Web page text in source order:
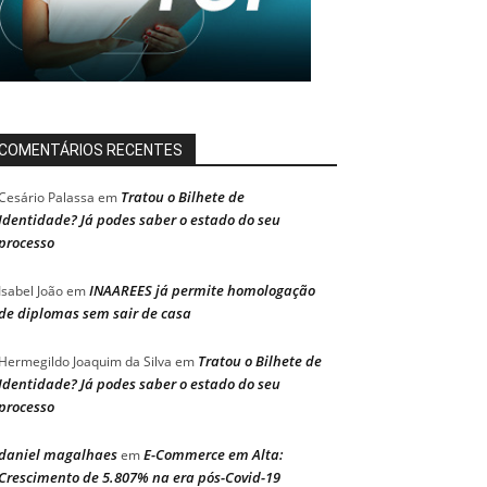
RECENTES
Palassa em Tratou o Bilhete de
Já podes saber o estado do seu
JoãoemINAAREES já permite homologação
diplomas sem sair de casa
Joaquim da Silva em Tratou o Bilhete de
Já podes saber o estado do seu
magalhaesemE-Commerce em Alta:
de 5.807% na era pós-Covid-19